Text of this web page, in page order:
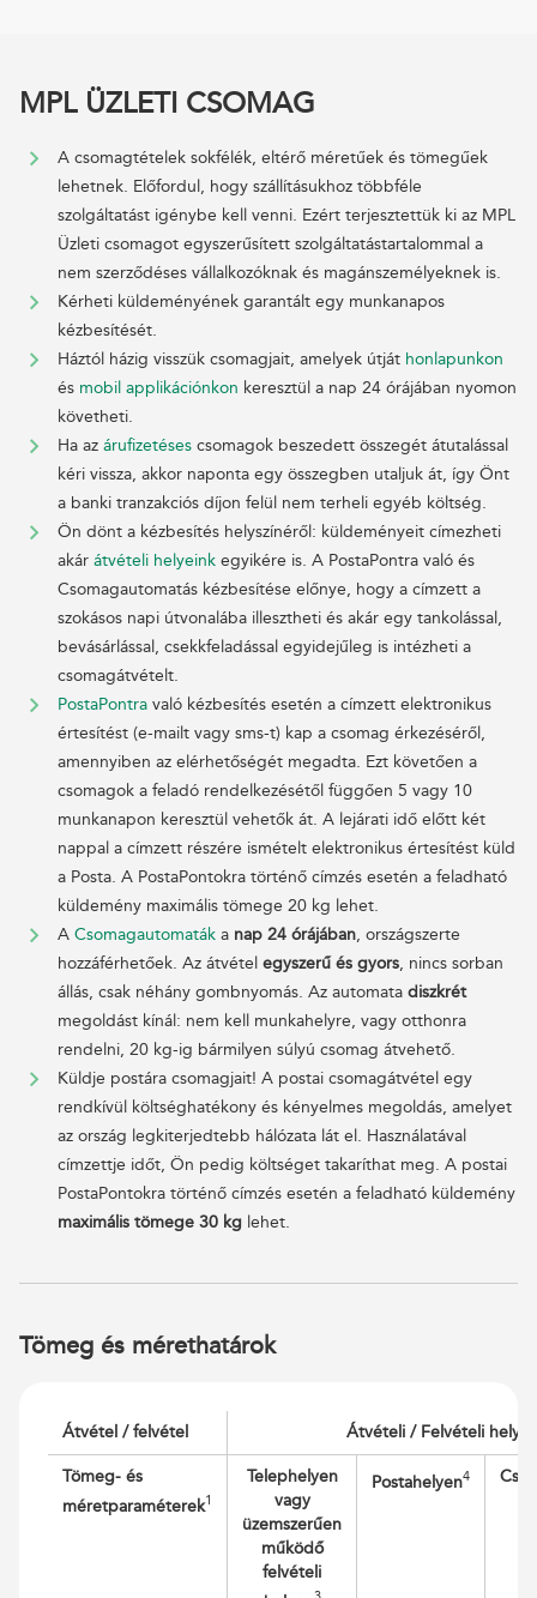
MPL ÜZLETI CSOMAG
A csomagtételek sokfélék, eltérő méretűek és tömegűek
lehetnek. Előfordul, hogy szállításukhoz többféle
szolgáltatást igénybe kell venni. Ezért terjesztettük ki az MPL
Üzleti csomagot egyszerűsített szolgáltatástartalommal a
nem szerződéses vállalkozóknak és magánszemélyeknek is.
Kérheti küldeményének garantált egy munkanapos
kézbesítését.
Háztól házig visszük csomagjait, amelyek útját honlapunkon
és mobil applikációnkon keresztül a nap 24 órájában nyomon
követheti.
Ha az árufizetéses csomagok beszedett összegét átutalással
kéri vissza, akkor naponta egy összegben utaljuk át, így Önt
a banki tranzakciós díjon felül nem terheli egyéb költség.
Ön dönt a kézbesítés helyszínéről: küldeményeit címezheti
akár átvételi helyeink egyikére is. A PostaPontra való és
Csomagautomatás kézbesítése előnye, hogy a címzett a
szokásos napi útvonalába illesztheti és akár egy tankolással,
bevásárlással, csekkfeladással egyidejűleg is intézheti a
csomagátvételt.
PostaPontra való kézbesítés esetén a címzett elektronikus
értesítést (e-mailt vagy sms-t) kap a csomag érkezéséről,
amennyiben az elérhetőségét megadta. Ezt követően a
csomagok a feladó rendelkezésétől függően 5 vagy 10
munkanapon keresztül vehetők át. A lejárati idő előtt két
nappal a címzett részére ismételt elektronikus értesítést küld
a Posta. A PostaPontokra történő címzés esetén a feladható
küldemény maximális tömege 20 kg lehet.
A Csomagautomaták a nap 24 órájában, országszerte
hozzáférhetőek. Az átvétel egyszerű és gyors, nincs sorban
állás, csak néhány gombnyomás. Az automata diszkrét
megoldást kínál: nem kell munkahelyre, vagy otthonra
rendelni, 20 kg-ig bármilyen súlyú csomag átvehető.
Küldje postára csomagjait! A postai csomagátvétel egy
rendkívül költséghatékony és kényelmes megoldás, amelyet
az ország legkiterjedtebb hálózata lát el. Használatával
címzettje időt, Ön pedig költséget takaríthat meg. A postai
PostaPontokra történő címzés esetén a feladható küldemény
maximális tömege 30 kg lehet.
Tömeg és mérethatárok
Átvétel / felvétel Átvételi / Felvételi helyek
Tömeg- és
méretparaméterek1
Telephelyen
vagy
üzemszerűen
működő
felvételi
Postahelyen4